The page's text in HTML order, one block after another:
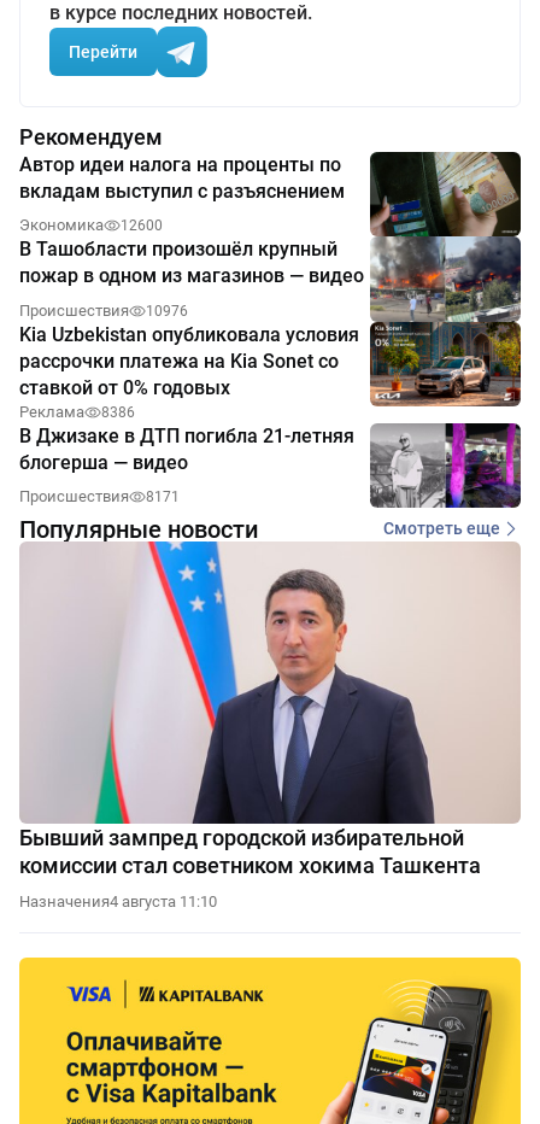
в курсе последних новостей.
Перейти
Рекомендуем
Автор идеи налога на проценты по
вкладам выступил с разъяснением
Экономика 12600
В Ташобласти произошёл крупный
пожар в одном из магазинов — видео
Происшествия 10976
Kia Uzbekistan опубликовала условия
рассрочки платежа на Kia Sonet со
ставкой от 0% годовых
Реклама 8386
В Джизаке в ДТП погибла 21-летняя
блогерша — видео
Происшествия 8171
Популярные новости Смотреть еще
Бывший зампред городской избирательной
комиссии стал советником хокима Ташкента
Назначения4 августа 11:10